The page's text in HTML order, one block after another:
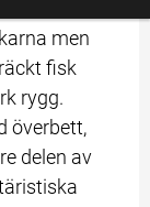
men
fisk
rygg.
överbett,
delen av